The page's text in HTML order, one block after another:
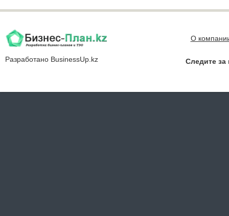
Разработано BusinessUp.kz
О
Следите за